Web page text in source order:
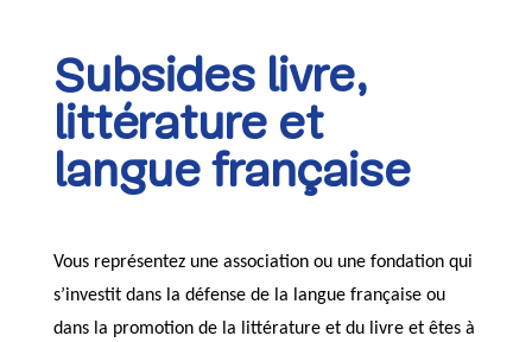
Subsides livre,
littérature et
langue française
Vous représentez une association ou une fondation qui
s’investit dans la défense de la langue française ou
dans la promotion de la littérature et du livre et êtes à